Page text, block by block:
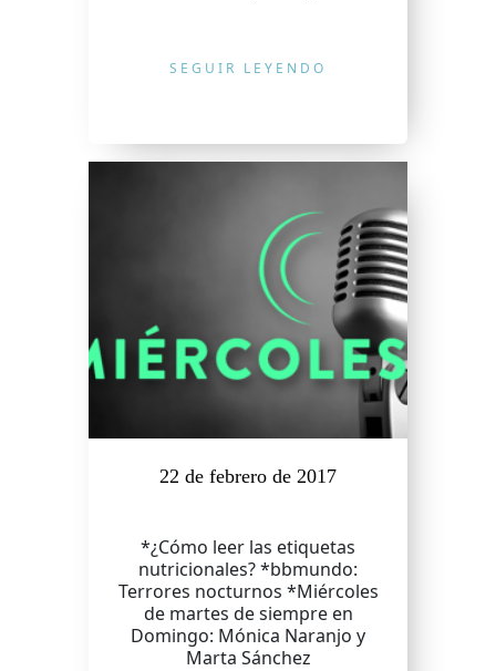
SEGUIR LEYENDO
22 de febrero de 2017
*¿Cómo leer las etiquetas
nutricionales? *bbmundo:
Terrores nocturnos *Miércoles
de martes de siempre en
Domingo: Mónica Naranjo y
Marta Sánchez